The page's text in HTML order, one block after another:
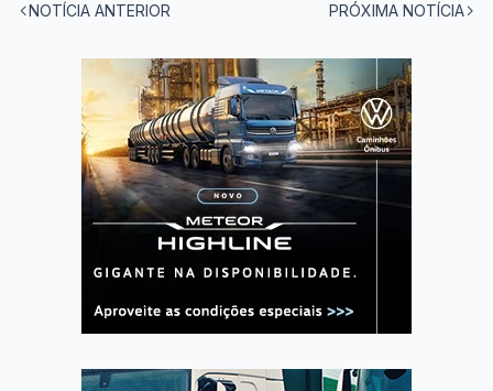
NOTÍCIA ANTERIOR PRÓXIMA NOTÍCIA